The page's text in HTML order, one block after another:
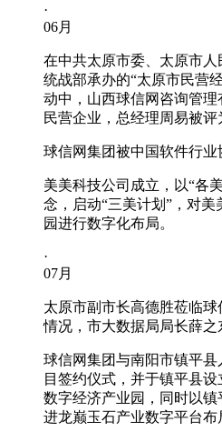
·
06月
在中共太原市委、太原市
统战部承办的“太原市民营
动中，山西球信网
民营企业，总经理周易被评
球信网集团被中国软件行业
美美科技公司成立，以“
念，启动“三美计划”，对
园进行数字化布局。
·
07月
太原市副市长高德胜莅临球
情况，市大数据局局长薛之
球信网集团与南阳市
目签约仪式，并于镇平县设立
数字经济产业园，同时以
进龙巅玉石产业数字平台布